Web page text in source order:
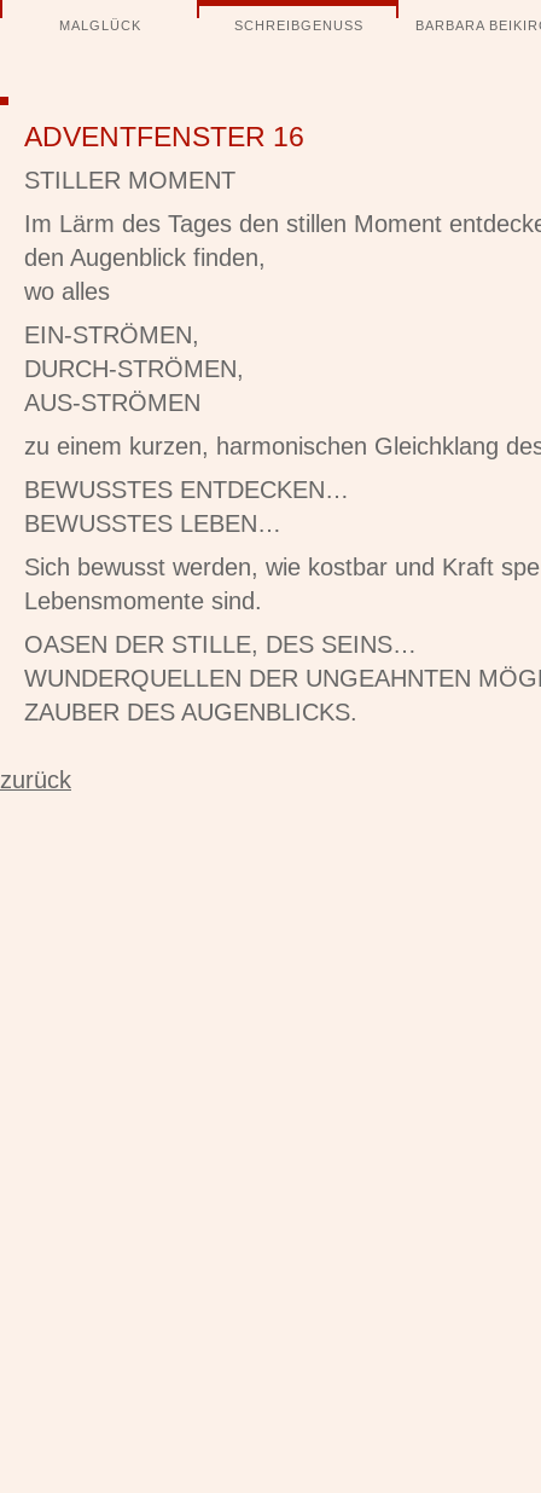
überspringenMALGLÜCK SCHREIBGENUSS BARBARA
ADVENTFENSTER 16
STILLER MOMENT
Im Lärm des Tages den stillen Moment
den Augenblick finden,
wo alles
EIN-STRÖMEN,
DURCH-STRÖMEN,
AUS-STRÖMEN
zu einem kurzen, harmonischen Gleichklang
BEWUSSTES ENTDECKEN…
BEWUSSTES LEBEN…
Sich bewusst werden, wie kostbar und Kraft
Lebensmomente sind.
OASEN DER STILLE, DES SEINS…
WUNDERQUELLEN DER UNGEAHNTEN
ZAUBER DES AUGENBLICKS.
zurück